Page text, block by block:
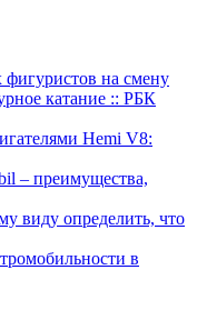
фигуристов на смену
катание :: РБК
Hemi V8:
– преимущества,
виду определить, что
в